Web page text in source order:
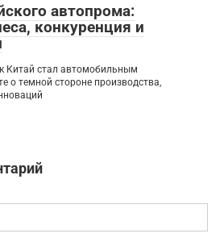
автопрома:
конкуренция и
Китай стал автомобильным
о темной стороне производства,